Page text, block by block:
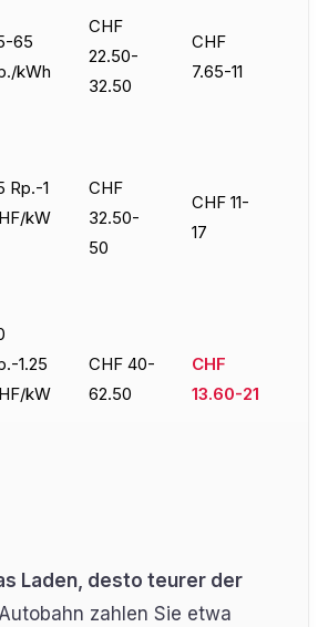
65
kWh
CHF
22.50-
32.50
CHF
7.65-11
Rp.-1
kW
CHF
32.50-
50
CHF 11-
17
1.25
kW
CHF 40-
62.50
CHF
13.60-21
Laden, desto teurer der
zahlen Sie etwa